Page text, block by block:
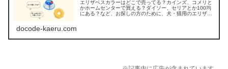
エリザベスカラーはどこで売ってる？カインズ、コメリと
かホームセンターで買える？ダイソー、セリアとか100均
にある？など、お探しの方のために、犬・猫用のエリザベ
docode-kaeru.com